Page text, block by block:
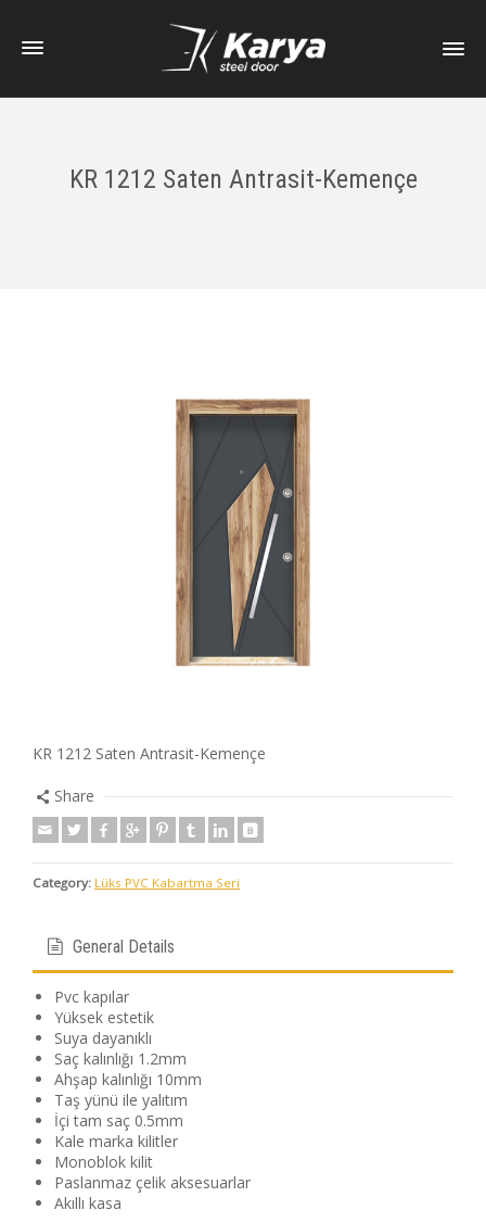
KR 1212 Saten Antrasit-Kemençe
KR 1212 Saten Antrasit-Kemençe
Share
Category: Lüks PVC Kabartma Seri
General Details
Pvc kapılar
Yüksek estetik
Suya dayanıklı
Saç kalınlığı 1.2mm
Ahşap kalınlığı 10mm
Taş yünü ile yalıtım
İçi tam saç 0.5mm
Kale marka kilitler
Monoblok kilit
Paslanmaz çelik aksesuarlar
Akıllı kasa